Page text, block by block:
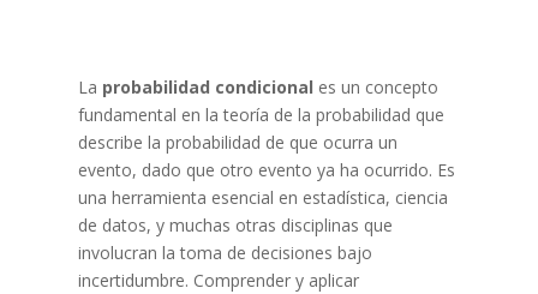
La probabilidad condicional es un concepto
fundamental en la teoría de la probabilidad que
describe la probabilidad de que ocurra un
evento, dado que otro evento ya ha ocurrido. Es
una herramienta esencial en estadística, ciencia
de datos, y muchas otras disciplinas que
involucran la toma de decisiones bajo
incertidumbre. Comprender y aplicar